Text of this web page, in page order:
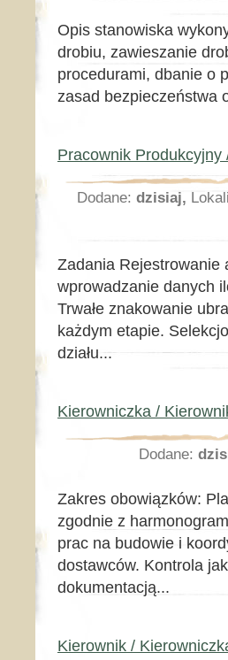
Opis stanowiska
drobiu, zawieszanie
procedurami, dbanie o
zasad bezpieczeństwa
Pracownik
Dodane: dzisiaj,
Zadania Rejestrowanie
wprowadzanie danych
Trwałe znakowanie
każdym etapie.
działu...
Kierowniczka /
Dodane:
Zakres obowiązków:
zgodnie z
prac na budowie i
dostawców. Kontrola
dokumentacją...
Kierownik /